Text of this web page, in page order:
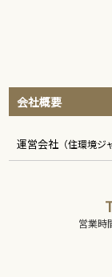
会社概要
運営会社 （住環境ジ
営業時